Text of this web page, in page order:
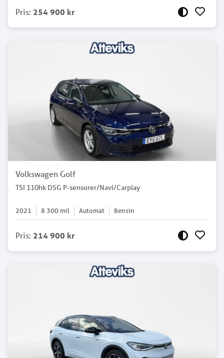
Pris: 254 900 kr
Volkswagen Golf
TSI 110hk DSG P-sensorer/Navi/Carplay
2021 8 300 mil Automat Bensin
Pris: 214 900 kr